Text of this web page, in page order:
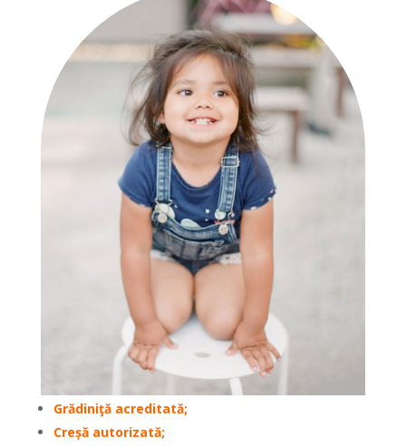
Grădiniţă acreditată;
Creșă autorizată;